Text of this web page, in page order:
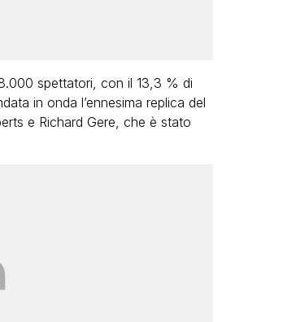
spettatori, con il 13,3 % di
in onda l’ennesima replica del
e Richard Gere, che è stato